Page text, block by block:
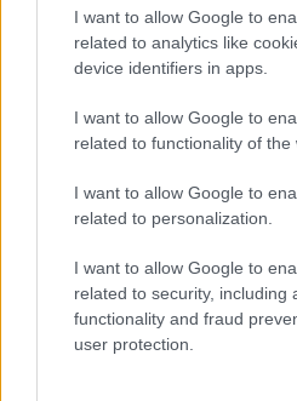
I want to allow Google to
related to analytics like
device identifiers in apps.
I want to allow Google to
related to functionality of the
I want to allow Google to
related to personalization.
I want to allow Google to
related to security, including
functionality and fraud
user protection.
Κατάρ: Πρόκληση η
Ο πρωθυπουργός του
Σαουδικής Αραβίας